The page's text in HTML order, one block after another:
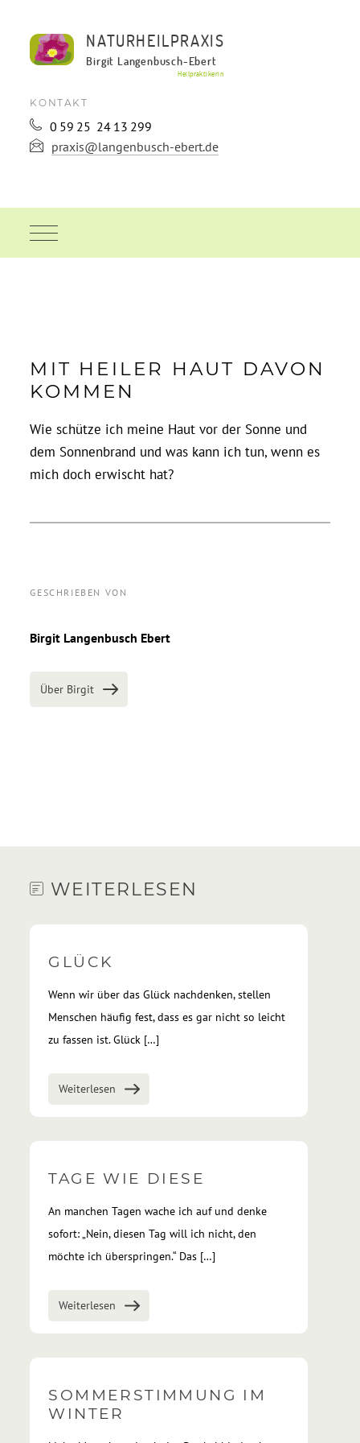
NATURHEILPRAXIS
Birgit Langenbusch-Ebert
Heilpraktikerin
KONTAKT
0 59 25 24 13 299
praxis@langenbusch-ebert.de
ÜBER
KONTAKT
MIT HEILER HAUT DAVON
KOMMEN
Wie schütze ich meine Haut vor der Sonne und
dem Sonnenbrand und was kann ich tun, wenn es
mich doch erwischt hat?
GESCHRIEBEN VON
Birgit Langenbusch Ebert
Über Birgit
WEITERLESEN
GLÜCK
Wenn wir über das Glück nachdenken, stellen
Menschen häufig fest, dass es gar nicht so leicht
zu fassen ist. Glück […]
Weiterlesen
TAGE WIE DIESE
An manchen Tagen wache ich auf und denke
sofort: „Nein, diesen Tag will ich nicht, den
möchte ich überspringen.“ Das […]
Weiterlesen
SOMMERSTIMMUNG IM
WINTER